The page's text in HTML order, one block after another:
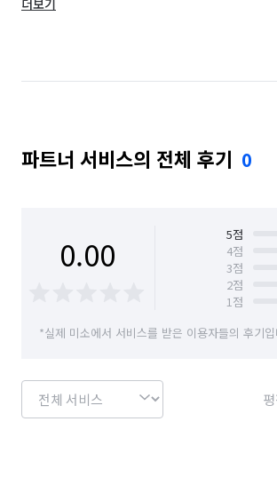
서울 도봉구
서울 성동구 서울 성북구 서울 송
서울 은평구 서울 종로구 서울 중구
더보기
파트너 서비스의 전체 후기 0
0.00 5점
4점
3점
2점
1점
*실제 미소에서 서비스를 받은 이용자들의 후기